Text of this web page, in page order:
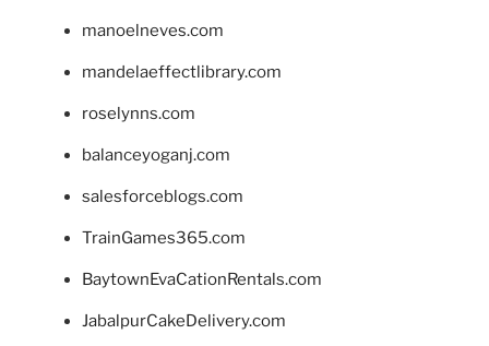
manoelneves.com
mandelaeffectlibrary.com
roselynns.com
balanceyoganj.com
salesforceblogs.com
TrainGames365.com
BaytownEvaCationRentals.com
JabalpurCakeDelivery.com